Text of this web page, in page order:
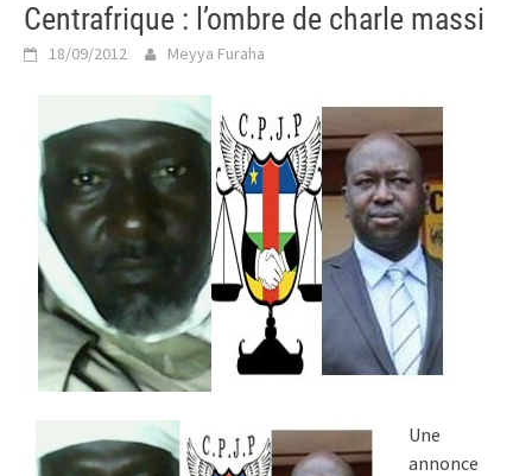
Centrafrique : l’ombre de charle massi
18/09/2012 Meyya Furaha
Une
annonce